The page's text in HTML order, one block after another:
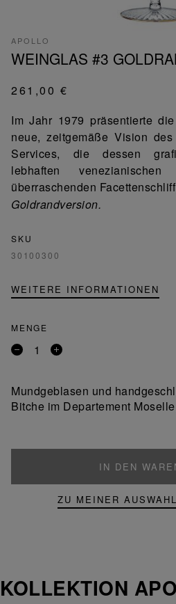
APOLLO
WEINGLAS #3
261,00 €
Im Jahr 1979 präsentierte
neue, zeitgemäße Vision
Services, die dessen
lebhaften
überraschenden
Goldrandversion.
SKU
30100300
WEITERE INFORMATIONEN
MENGE
Entfernen
Produkt
Ein
Mundgeblasen und
Bitche im Departement
IN DEN
ZU MEINER
KOLLEKTION